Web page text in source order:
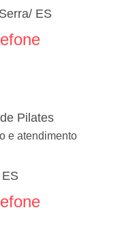
ES
Pilates
e atendimento